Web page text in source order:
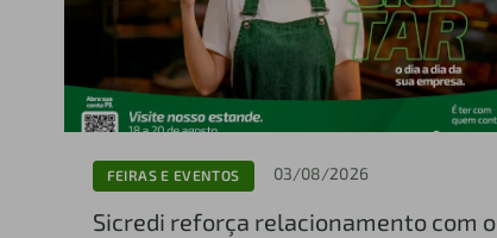
FEIRAS E EVENTOS 03/08/2026
Sicredi reforça relacionamento com o